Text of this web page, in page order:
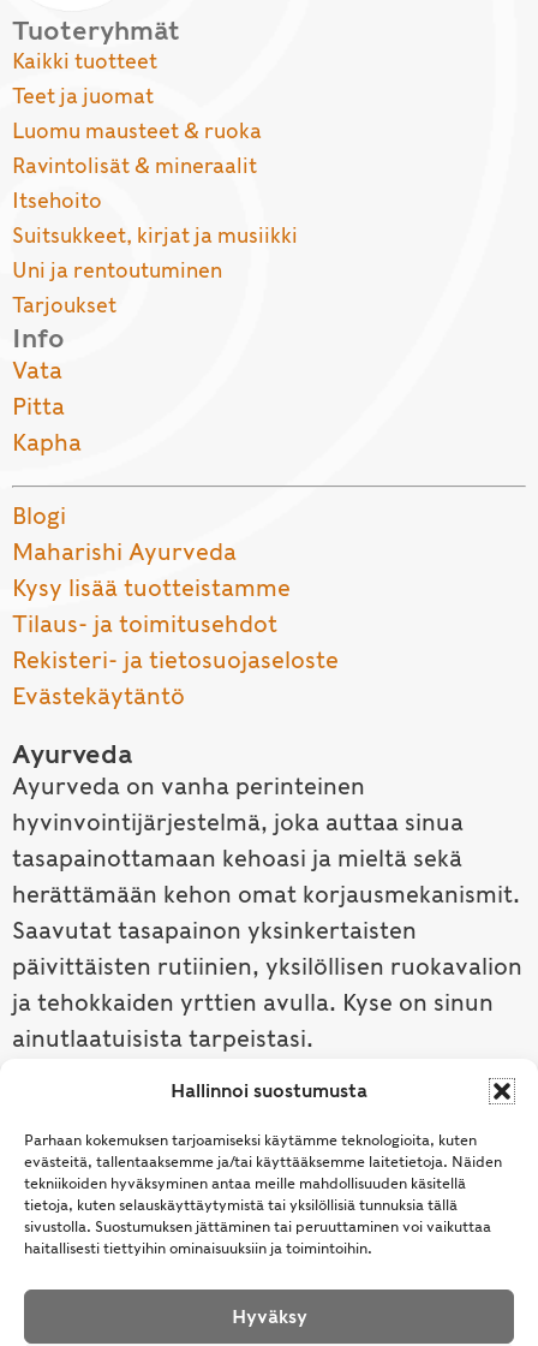
Hallinnoi suostumusta
Parhaan kokemuksen tarjoamiseksi käytämme teknologioita, kuten
evästeitä, tallentaaksemme ja/tai käyttääksemme laitetietoja. Näiden
tekniikoiden hyväksyminen antaa meille mahdollisuuden käsitellä
tietoja, kuten selauskäyttäytymistä tai yksilöllisiä tunnuksia tällä
sivustolla. Suostumuksen jättäminen tai peruuttaminen voi vaikuttaa
haitallisesti tiettyihin ominaisuuksiin ja toimintoihin.
Hyväksy
Tuoteryhmät
Kaikki tuotteet
Teet ja juomat
Luomu mausteet & ruoka
Ravintolisät & mineraalit
Itsehoito
Suitsukkeet, kirjat ja musiikki
Uni ja rentoutuminen
Tarjoukset
Info
Vata
Pitta
Kapha
Blogi
Maharishi Ayurveda
Kysy lisää tuotteistamme
Tilaus- ja toimitusehdot
Rekisteri- ja tietosuojaseloste
Evästekäytäntö
Ayurveda
Ayurveda on vanha perinteinen
hyvinvointijärjestelmä, joka auttaa sinua
tasapainottamaan kehoasi ja mieltä sekä
herättämään kehon omat korjausmekanismit.
Saavutat tasapainon yksinkertaisten
päivittäisten rutiinien, yksilöllisen ruokavalion
ja tehokkaiden yrttien avulla. Kyse on sinun
ainutlaatuisista tarpeistasi.
Tutustu ayurvedaan →